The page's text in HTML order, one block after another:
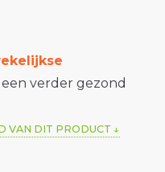
verder gezond
VAN DIT PRODUCT